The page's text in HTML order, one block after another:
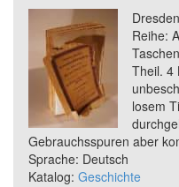
Reihe:
Theil. 4
losem
Gebrauchsspuren aber
Sprache: Deutsch
Katalog: Geschichte